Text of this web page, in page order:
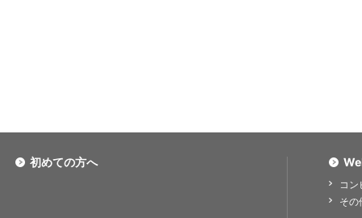
初めての方へ
コ
その